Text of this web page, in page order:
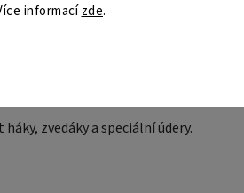
informacízde.
techniky
zvedáky a speciální údery.